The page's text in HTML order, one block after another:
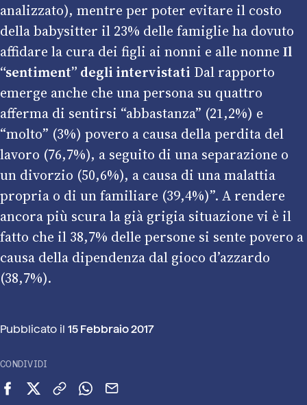
analizzato), mentre per poter evitare il costo
della babysitter il 23% delle famiglie ha dovuto
affidare la cura dei figli ai nonni e alle nonne Il
“sentiment” degli intervistati Dal rapporto
emerge anche che una persona su quattro
afferma di sentirsi “abbastanza” (21,2%) e
“molto” (3%) povero a causa della perdita del
lavoro (76,7%), a seguito di una separazione o
un divorzio (50,6%), a causa di una malattia
propria o di un familiare (39,4%)”. A rendere
ancora più scura la già grigia situazione vi è il
fatto che il 38,7% delle persone si sente povero a
causa della dipendenza dal gioco d’azzardo
(38,7%).
Pubblicato il 15 Febbraio 2017
CONDIVIDI
Condividi su Facebook
Condividi su X (Twitter)
Copia link
Condividi su WhatsApp
Invia via email